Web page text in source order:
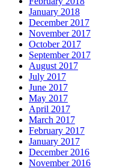
January 2018
December 2017
November 2017
October 2017
September 2017
August 2017
July 2017
June 2017
May 2017
April 2017
March 2017
February 2017
January 2017
December 2016
November 2016